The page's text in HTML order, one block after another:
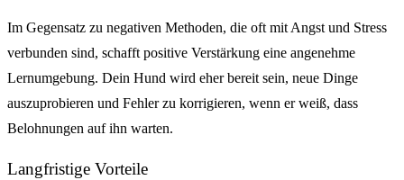
Im Gegensatz zu negativen Methoden, die oft mit Angst und Stress
verbunden sind, schafft positive Verstärkung eine angenehme
Lernumgebung. Dein Hund wird eher bereit sein, neue Dinge
auszuprobieren und Fehler zu korrigieren, wenn er weiß, dass
Belohnungen auf ihn warten.
Langfristige Vorteile